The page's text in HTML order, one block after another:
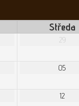
Středa
29
05
12